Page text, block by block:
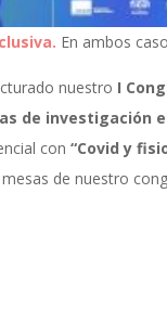
En ambos
nuestro I
de investigación
con “Covid y
de nuestro